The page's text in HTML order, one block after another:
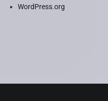
WordPress.org